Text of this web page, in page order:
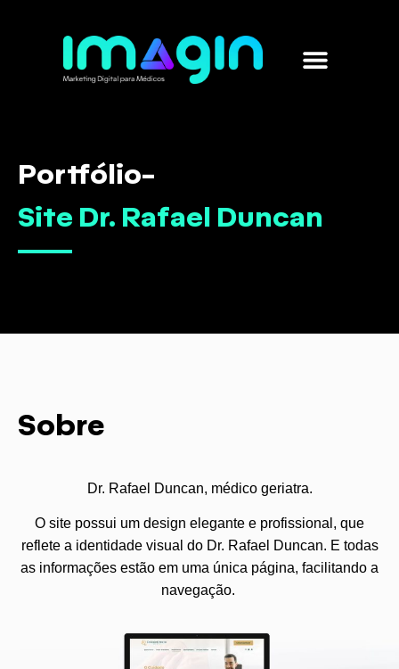
Portfólio-
Site Dr. Rafael Duncan
Sobre
Dr. Rafael Duncan, médico geriatra.
O site possui um design elegante e profissional, que
reflete a identidade visual do Dr. Rafael Duncan. E todas
as informações estão em uma única página, facilitando a
navegação.